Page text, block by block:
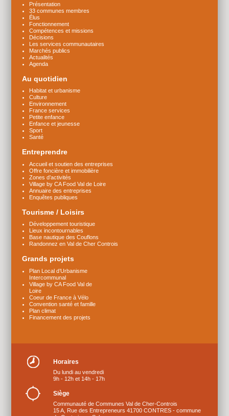
Présentation
33 communes membres
Élus
Fonctionnement
Compétences et missions
Décisions
Les services communautaires
Marchés publics
Actualités
Agenda
Au quotidien
Habitat et urbanisme
Culture
Environnement
France services
Petite enfance
Enfance et jeunesse
Sport
Santé
Entreprendre
Accueil et soutien des entreprises
Offre foncière et immobilière
Zones d’activités
Village by CA Food Val de Loire
Annuaire des entreprises
Enquêtes publiques
Tourisme / Loisirs
Développement touristique
Lieux incontournables
Base nautique des Couflons
Randonnez en Val de Cher Controis
Grands projets
Plan Local d’Urbanisme
Intercommunal
Village by CA Food Val de
Loire
Coeur de France à Vélo
Convention santé et famille
Plan climat
Financement des projets
Horaires
Du lundi au vendredi
9h - 12h et 14h - 17h
Siège
Communauté de Communes Val de Cher-Controis
15 A, Rue des Entrepreneurs 41700 CONTRES - commune